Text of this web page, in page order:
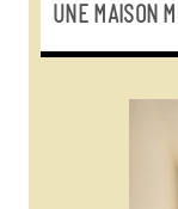
UNE MAISON